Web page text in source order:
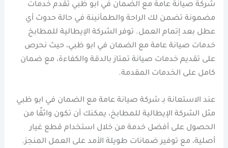
شركة صيانة عامة مع الضمان في ابو ظبي تقدم خدمات
مضمونة تضمن لك الراحة والطمأنينة في حالة حدوث أي
عطل بعد إتمام العمل. توفر الشركة الإيطالية للمطابخ
خدمات صيانة عامة مع الضمان في ابو ظبي، حيث نحرص
على تقديم خدمات صيانة تمتاز بالدقة والكفاءة، مع ضمان
كامل على الخدمات المقدمة.
عند الاستعانة بـ شركة صيانة عامة مع الضمان في ابو ظبي
مثل الشركة الإيطالية للمطابخ، يمكنك أن تكون واثقًا من
الحصول على أفضل خدمة من خلال استخدام قطع غيار
أصلية، مع توفير ضمانات طويلة الأمد على العمل المنجز.